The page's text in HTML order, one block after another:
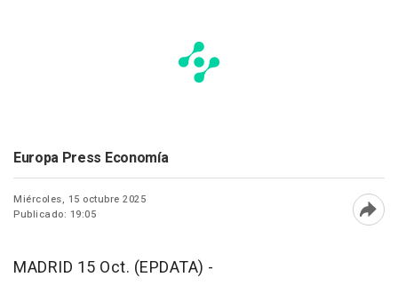
Europa Press Economía
Miércoles, 15 octubre 2025
Publicado: 19:05
MADRID 15 Oct. (EPDATA) -